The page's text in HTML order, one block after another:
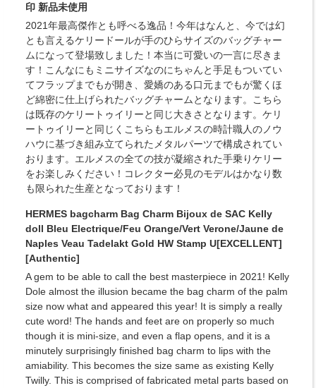
印 新品未使用
2021年最高傑作とも呼べる逸品！今年はなんと、今では幻
とも言えるケリードールが手のひらサイズのバッグチャー
ムになって登場致しました！本当に可愛いの一言に尽きま
す！こんなにもミニサイズなのにちゃんと手足もついてい
てフラップまでもが開き、愛嬌のある口元までもが驚くほ
ど綿密に仕上げられたバッグチャームとなります。こちら
は既存のケリートゥイリーと同じ大きさとなります。ケリ
ートゥイリーと同じくこちらもエルメスの時計職人のノウ
ハウに基づき組み立てられたメタルパーツで構成されてい
おります。エルメスの全ての技が凝縮された手乗りケリー
をお楽しみください！コレクター必見のモデルはかなり数
も限られた生産となっております！
HERMES bagcharm Bag Charm Bijoux de SAC Kelly
doll Bleu Electrique/Feu Orange/Vert Verone/Jaune de
Naples Veau Tadelakt Gold HW Stamp U[EXCELLENT]
[Authentic]
A gem to be able to call the best masterpiece in 2021! Kelly
Dole almost the illusion became the bag charm of the palm
size now what and appeared this year! It is simply a really
cute word! The hands and feet are on properly so much
though it is mini-size, and even a flap opens, and it is a
minutely surprisingly finished bag charm to lips with the
amiability. This becomes the size same as existing Kelly
Twilly. This is comprised of fabricated metal parts based on